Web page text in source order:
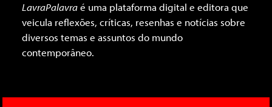
LavraPalavraé uma plataforma digital e editora que
veicula reflexões, críticas, resenhas e notícias sobre
diversos temas e assuntos do mundo
contemporâneo.